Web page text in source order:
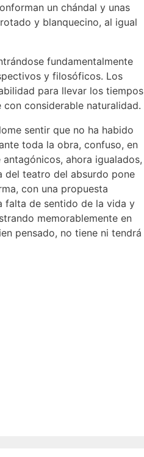
un chándal y unas
y blanquecino, al igual
fundamentalmente
y filosóficos. Los
para llevar los tiempos
considerable naturalidad.
sentir que no ha habido
toda la obra, confuso, en
ahora igualados,
del teatro del absurdo pone
con una propuesta
falta de sentido de la vida y
memorablemente en
pensado, no tiene ni tendrá